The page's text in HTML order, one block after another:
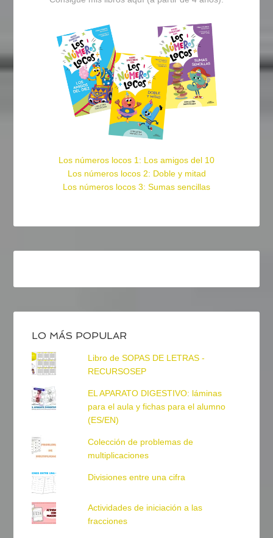
Los números locos 1: Los amigos del 10
Los números locos 2: Doble y mitad
Los números locos 3: Sumas sencillas
LO MÁS POPULAR
Libro de SOPAS DE LETRAS -
RECURSOSEP
EL APARATO DIGESTIVO: láminas
para el aula y fichas para el alumno
(ES/EN)
Colección de problemas de
multiplicaciones
Divisiones entre una cifra
Actividades de iniciación a las
fracciones